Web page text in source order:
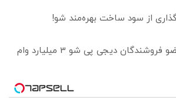
اگه فروشگاه داری عضو فروشندگان دیجی پی شو 3 میلیارد وام